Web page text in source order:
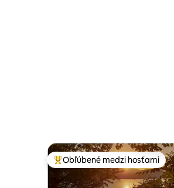
Najobľúbenejšie medzi hosťami
Obľúbené medzi hosťami